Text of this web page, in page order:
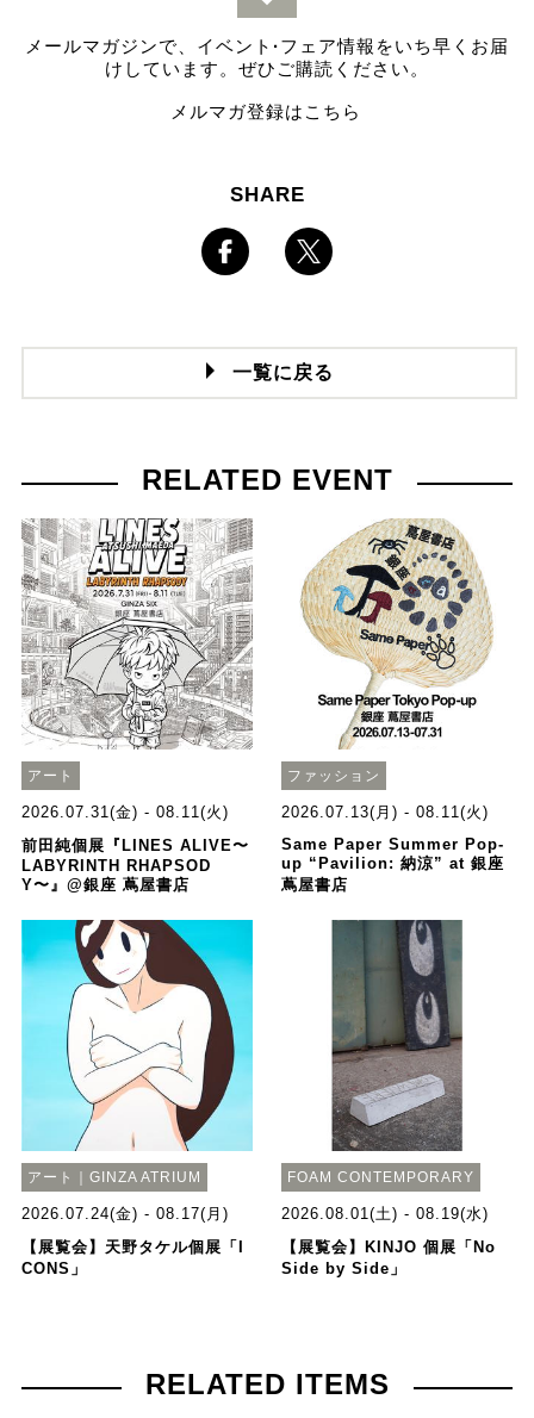
メールマガジンで、イベント ·フェア情報をいち早くお届
けしています。ぜひご購読ください。
メルマガ登録はこちら
SHARE
一覧に戻る
RELATED EVENT
アート
2026.07.31(金) - 08.11(火)
前田純個展『LINES ALIVE〜
LABYRINTH RHAPSOD
Y〜』@銀座 蔦屋書店
ファッション
2026.07.13(月) - 08.11(火)
Same Paper Summer Pop-
up “Pavilion: 納涼” at 銀座
蔦屋書店
アート｜GINZA ATRIUM
2026.07.24(金) - 08.17(月)
【展覧会】天野タケル個展「I
CONS」
FOAM CONTEMPORARY
2026.08.01(土) - 08.19(水)
【展覧会】KINJO 個展「No
Side by Side」
RELATED ITEMS